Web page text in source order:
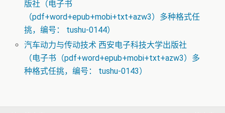
版社（电子书
（pdf+word+epub+mobi+txt+azw3）多种格式任
挑，编号： tushu-0144）
汽车动力与传动技术 西安电子科技大学出版社
（电子书（pdf+word+epub+mobi+txt+azw3）多
种格式任挑，编号： tushu-0143）